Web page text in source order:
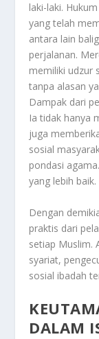
laki-laki.
yang telah
antara lain
perjalanan.
memiliki udzur
tanpa alasan
Dampak dari
Ia tidak hanya
juga
sosial
pondasi
yang lebih baik.
Dengan
praktis dari
setiap Muslim.
syariat,
sosial ibadah
DALAM